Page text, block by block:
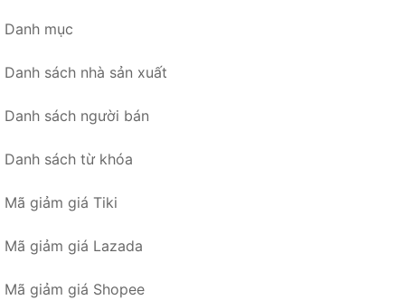
Danh mục
Danh sách nhà sản xuất
Danh sách người bán
Danh sách từ khóa
Mã giảm giá Tiki
Mã giảm giá Lazada
Mã giảm giá Shopee